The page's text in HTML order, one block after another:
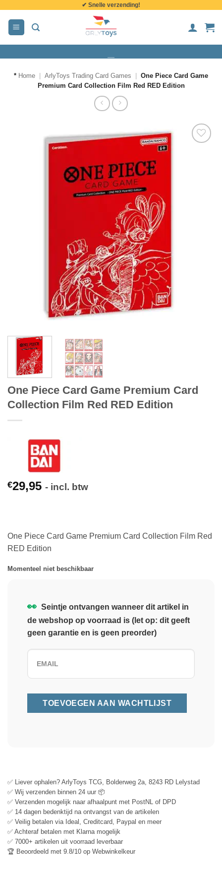
inhoud
✔ Snelle verzending!
* Home ArlyToys Trading Card Games
One Piece Card Game
Premium Card Collection Film Red RED Edition
One Piece Card Game Premium Card
Collection Film Red RED Edition
€29,95 - incl. btw
One Piece Card Game Premium Card Collection Film Red
RED Edition
Momenteel niet beschikbaar
👀 Seintje ontvangen wanneer dit artikel in
de webshop op voorraad is (let op: dit geeft
geen garantie en is geen preorder)
✅ Liever ophalen? ArlyToys TCG, Bolderweg 2a, 8243 RD Lelystad
✅ Wij verzenden binnen 24 uur 📦
✅ Verzenden mogelijk naar afhaalpunt met PostNL of DPD
✅ 14 dagen bedenktijd na ontvangst van de artikelen
✅ Veilig betalen via Ideal, Creditcard, Paypal en meer
✅ Achteraf betalen met Klarna mogelijk
✅ 7000+ artikelen uit voorraad leverbaar
🏆 Beoordeeld met 9.8/10 op Webwinkelkeur